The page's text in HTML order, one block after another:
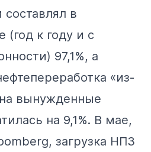
в
к году и с
97,1%, а
«из-
вынужденные
на 9,1%. В мае,
загрузка НПЗ